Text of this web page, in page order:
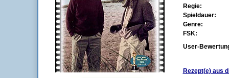
Regie:
Spieldauer:
Genre:
FSK:
User-
Rezept(e) aus